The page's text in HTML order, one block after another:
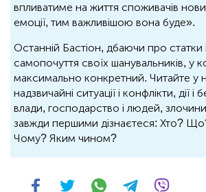
впливатиме на життя споживачів
емоції, тим важливішою вона буде».
Останній Бастіон, дбаючи про статки
самопочуття своїх шанувальників, у
максимально конкретний. Читайте у
надзвичайні ситуації і конфлікти, дії і
влади, господарство і людей, злочини
завжди першими дізнаєтеся: Хто?
Чому? Яким чином?